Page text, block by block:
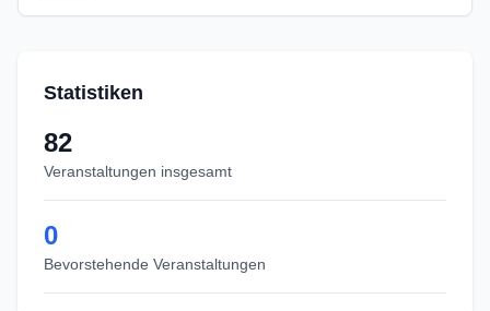
Statistiken
82
Veranstaltungen insgesamt
0
Bevorstehende Veranstaltungen